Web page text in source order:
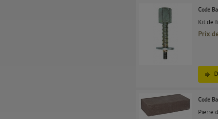
Code
Kit de
Prix
Code
Pierre